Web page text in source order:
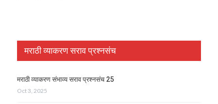
मराठी व्याकरण सराव प्रश्नसंच
मराठी व्याकरण संभाव्य सराव प्रश्नसंच 25
Oct 3, 2025